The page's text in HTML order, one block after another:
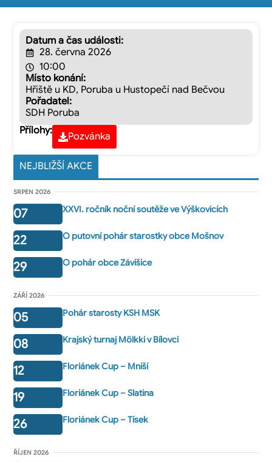
Datum a čas události:
28. června 2026
10:00
Místo konání:
Hřiště u KD, Poruba u Hustopečí nad Bečvou
Pořadatel:
SDH Poruba
Přílohy:
Pozvánka
NEJBLIŽŠÍ AKCE
SRPEN 2026
07 XXVI. ročník noční soutěže ve Výškovicích
22 O putovní pohár starostky obce Mošnov
29 O pohár obce Závišice
ZÁŘÍ 2026
05 Pohár starosty KSH MSK
08 Krajský turnaj Mölkki v Bílovci
12 Floriánek Cup – Mniší
19 Floriánek Cup – Slatina
26 Floriánek Cup – Tísek
ŘÍJEN 2026